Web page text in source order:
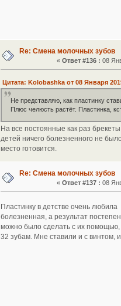
Re: Смена молочных зубов
« Ответ #136 : 08
Цитата: Kolobashka от 08 Января
Не представляю, как пластинку
Плюс челюсть растёт. Пластинка,
На все постоянные как раз
детей ничего болезненного не
место готовится.
Re: Смена молочных зубов
« Ответ #137 : 08
Пластинку в детстве очень любила
болезненная, а результат
можно было сделать с их
32 зубам. Мне ставили и с винтом,